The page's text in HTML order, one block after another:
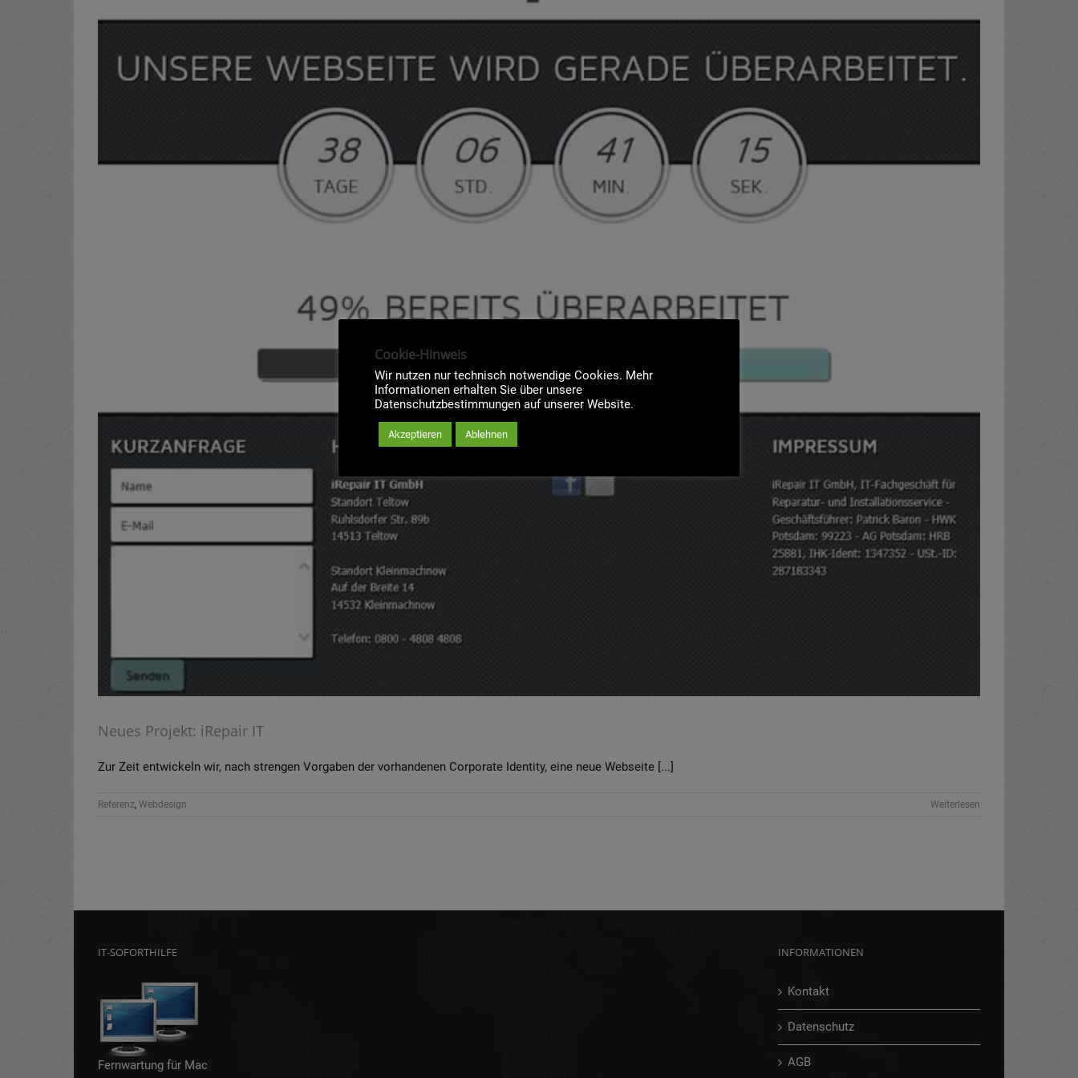
Neues Projekt: iRepair IT
Zur Zeit entwickeln wir, nach strengen Vorgaben der vorhandenen Corporate Identity, eine neue Webseite [...]
Referenz, Webdesign Weiterlesen
IT-SOFORTHILFE
Fernwartung für Mac
INFORMATIONEN
Kontakt
Datenschutz
AGB
Cookie-Hinweis
Wir nutzen nur technisch notwendige Cookies. Mehr
Informationen erhalten Sie über unsere
Datenschutzbestimmungen auf unserer Website.
Akzeptieren Ablehnen